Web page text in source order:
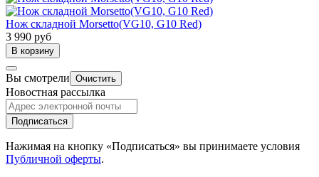
Нож складной Morsetto(VG10, G10 Red)
3 990 руб
В корзину
Вы смотрели Очистить
Новостная рассылка
Подписаться
Нажимая на кнопку «Подписаться» вы принимаете условия
Публичной оферты.